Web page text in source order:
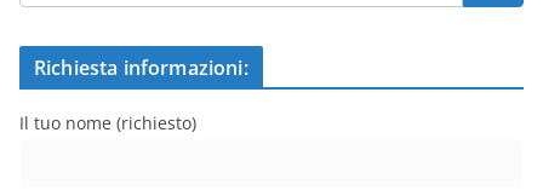
Richiesta informazioni:
Il tuo nome (richiesto)